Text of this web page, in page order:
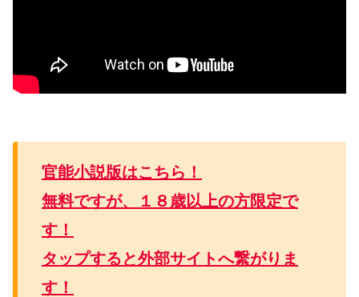
官能小説版はこちら！
無料ですが、１８歳以上の方限定で
す！
タップすると外部サイトへ繋がりま
す！